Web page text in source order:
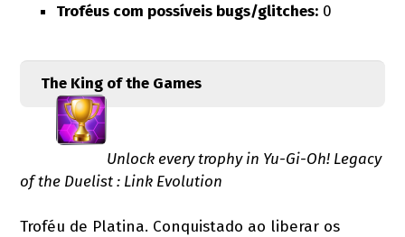
Troféus com possíveis bugs/glitches: 0
The King of the Games
Unlock every trophy in Yu-Gi-Oh! Legacy
of the Duelist : Link Evolution
Troféu de Platina. Conquistado ao liberar os